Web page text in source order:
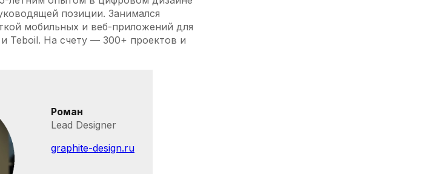
позиции. Занимался
мобильных и веб-приложений для
Teboil. На счету — 300+ проектов и
Роман
Lead Designer
graphite-design.ru